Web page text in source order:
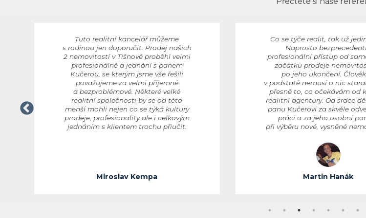
Tuto realitní kancelář můžeme
s rodinou jen doporučit. Prodej našich
2 nemovitostí v Tišnově proběhl velmi
profesionálně a jednání s panem
Kučerou, se kterým jsme vše řešili
považujeme za velmi příjemné
a bezproblémové. Některé velké
realitní společnosti by se od této
menší mohli nejen co se týká kultury
prodeje, profesionality ale i celkovým
jednáním s klientem trochu přiučit.
Miroslav Kempa
Co se týče realit, tak už
Naprosto
profesionální přístup od
začátku prodeje
po jeho ukončení.
v podstatě nemusí o nic
přesně to, co očekávám od
realitní agentury. Od srdce
panu Kučerovi za skvěle
práci a za jeho osobní
při výběru nové, vysněné
Martin Hanák